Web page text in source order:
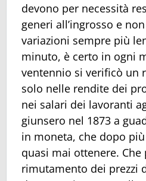
devono per necessità
generi all’ingrosso e
variazioni sempre più
minuto, è certo in ogni
ventennio si verificò un
solo nelle rendite dei
nei salari dei lavoranti
giunsero nel 1873 a
in moneta, che dopo
quasi mai ottenere. Che
rimutamento dei prezzi